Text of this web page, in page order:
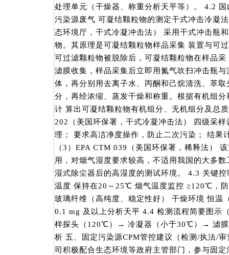
处理单元（干燥器、称重分析天平等）。 4.2
污染源废气 可凝结颗粒物的测定干式冲击冷凝
态环境厅，干式冷凝冲击法） 采用干式冲击瓶
物。其原理是可凝结颗粒物样品采集 装置与可
可过滤颗粒物被脱除后，可凝结颗粒物在样品
滤膜收集，样品采集后立即用氮气吹扫冲击瓶
体，再分别用去离子水、丙酮和己烷清洗、萃
分，再经浓缩、蒸发干燥和称重。根据有机组
计 算出可凝结颗粒物有机组分、无机组分及总
202（美国环保署，干式冷凝冲击法） 四级采
理； 要求高洁净度操作，防止二次污染； 结果
（3）EPA CTM 039（美国环保署，稀释法）
用，对烟气湿度要求较高，不适用我国的大多
湿式除尘器后的高湿度的测试环境。 4.3 关键
温度 保持在20～25℃ 烟气温度监控 ≥120℃，
玻璃纤维（高纯度、稳定性好） 干燥环境 恒
0.1 mg 及以上分析天平 4.4 检测流程简要图示
样探头（120℃）→ 冷凝器（小于30℃）→ 滤
析 五、固定污染源CPM管控建议（检测/执法/
司积极配合生态环境等政府主管部门，参与固